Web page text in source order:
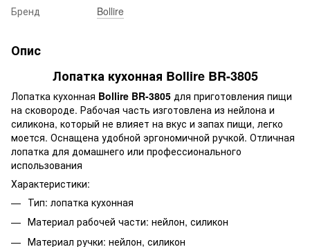
Бренд
Bollire
Опис
Лопатка кухонная Bollire BR-3805
Лопатка кухонная Bollire BR-3805 для приготовления пищи
на сковороде. Рабочая часть изготовлена из нейлона и
силикона, который не влияет на вкус и запах пищи, легко
моется. Оснащена удобной эргономичной ручкой. Отличная
лопатка для домашнего или профессионального
использования
Характеристики:
Тип: лопатка кухонная
Материал рабочей части: нейлон, силикон
Материал ручки: нейлон, силикон